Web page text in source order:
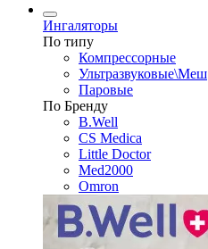
Ингаляторы
По типу
Компрессорные
Ультразвуковые\Меш
Паровые
По Бренду
B.Well
CS Medica
Little Doctor
Med2000
Omron